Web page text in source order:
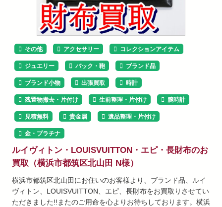
その他 アクセサリー コレクションアイテム
ジュエリー バック・鞄 ブランド品
ブランド小物 出張買取 時計
残置物撤去・片付け 生前整理・片付け 腕時計
見積無料 貴金属 遺品整理・片付け
金・プラチナ
ルイヴィトン・LOUISVUITTON・エピ・長財布のお
買取（横浜市都筑区北山田 N様）
横浜市都筑区北山田にお住いのお客様より、ブランド品、ルイ
ヴィトン、LOUISVUITTON、エピ、長財布をお買取りさせてい
ただきました!!またのご用命を心よりお待ちしております。横浜